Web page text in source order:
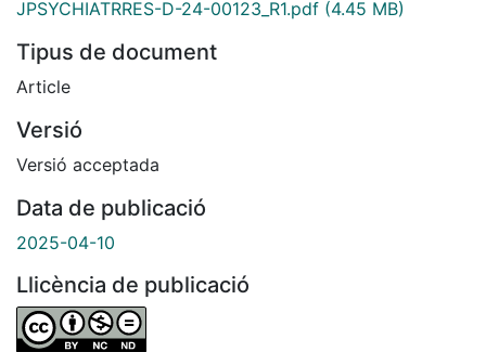
JPSYCHIATRRES-D-24-00123_R1.pdf (4.45 MB)
Tipus de document
Article
Versió
Versió acceptada
Data de publicació
2025-04-10
Llicència de publicació